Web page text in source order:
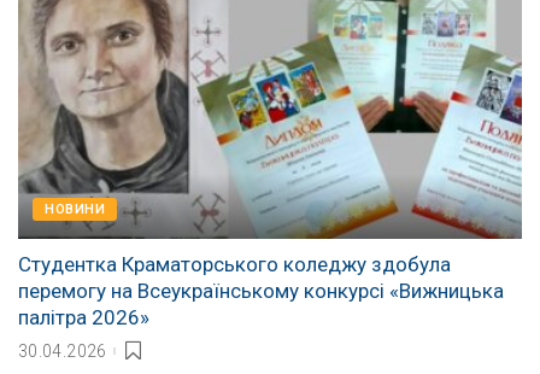
НОВИНИ
Студентка Краматорського коледжу здобула
перемогу на Всеукраїнському конкурсі «Вижницька
палітра 2026»
30.04.2026